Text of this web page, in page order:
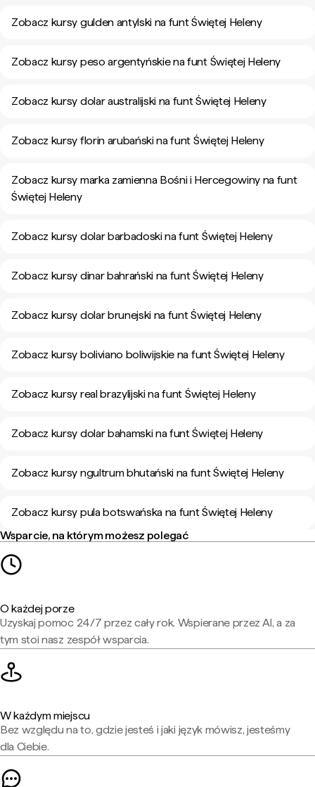
Zobacz kursy gulden antylski na funt Świętej Heleny
Zobacz kursy peso argentyńskie na funt Świętej Heleny
Zobacz kursy dolar australijski na funt Świętej Heleny
Zobacz kursy florin arubański na funt Świętej Heleny
Zobacz kursy marka zamienna Bośni i Hercegowiny na funt
Świętej Heleny
Zobacz kursy dolar barbadoski na funt Świętej Heleny
Zobacz kursy dinar bahrański na funt Świętej Heleny
Zobacz kursy dolar brunejski na funt Świętej Heleny
Zobacz kursy boliviano boliwijskie na funt Świętej Heleny
Zobacz kursy real brazylijski na funt Świętej Heleny
Zobacz kursy dolar bahamski na funt Świętej Heleny
Zobacz kursy ngultrum bhutański na funt Świętej Heleny
Zobacz kursy pula botswańska na funt Świętej Heleny
Wsparcie, na którym możesz polegać
O każdej porze
Uzyskaj pomoc 24/7 przez cały rok. Wspierane przez AI, a za
tym stoi nasz zespół wsparcia.
W każdym miejscu
Bez względu na to, gdzie jesteś i jaki język mówisz, jesteśmy
dla Ciebie.